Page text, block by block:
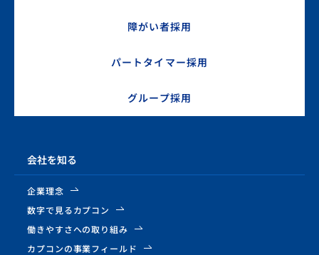
障がい者採用
パートタイマー採用
グループ採用
会社を知る
企業理念
数字で見るカプコン
働きやすさへの取り組み
カプコンの事業フィールド